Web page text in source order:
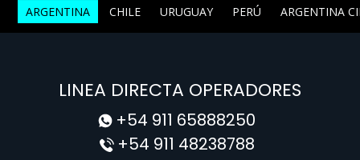
ARGENTINA CHILE URUGUAY PERÚ ARGENTINA
LINEA DIRECTA OPERADORES
+54 911 65888250
+54 911 48238788